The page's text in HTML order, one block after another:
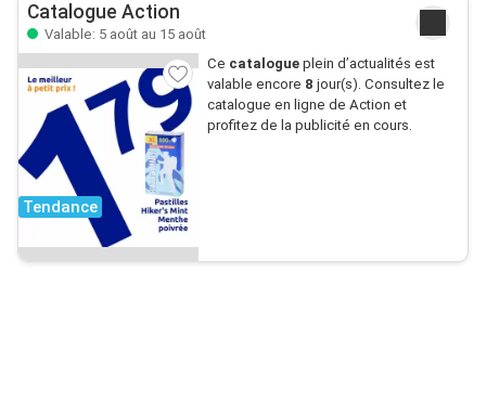
Catalogue Action
Valable: 5 août au 15 août
Tendance
Ce catalogueplein d’actualités est
valable encore 8 jour(s). Consultez le
catalogue en ligne de Action et
profitez de la publicité en cours.